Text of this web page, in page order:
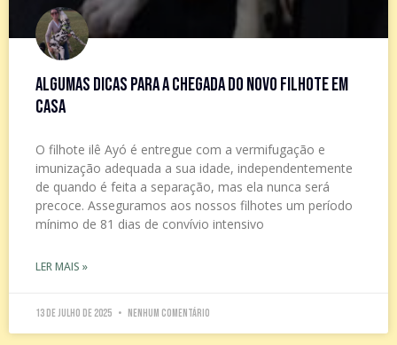
Algumas dicas para a chegada do novo filhote em
casa
O filhote ilê Ayó é entregue com a vermifugação e
imunização adequada a sua idade, independentemente
de quando é feita a separação, mas ela nunca será
precoce. Asseguramos aos nossos filhotes um período
mínimo de 81 dias de convívio intensivo
LER MAIS »
13 de julho de 2025 Nenhum comentário